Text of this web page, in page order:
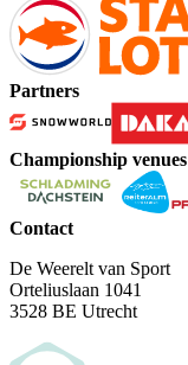
Partners
Championship venues
Contact
De Weerelt van Sport
Orteliuslaan 1041
3528 BE Utrecht